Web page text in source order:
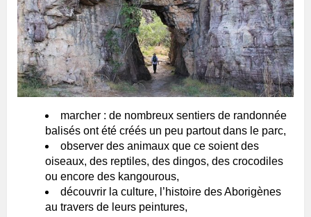
marcher : de nombreux sentiers de randonnée
balisés ont été créés un peu partout dans le parc,
observer des animaux que ce soient des
oiseaux, des reptiles, des dingos, des crocodiles
ou encore des kangourous,
découvrir la culture, l’histoire des Aborigènes
au travers de leurs peintures,